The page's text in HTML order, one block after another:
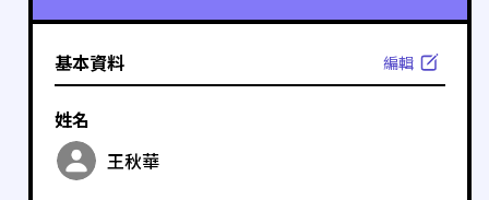
基本資料 編輯
姓名
王秋華